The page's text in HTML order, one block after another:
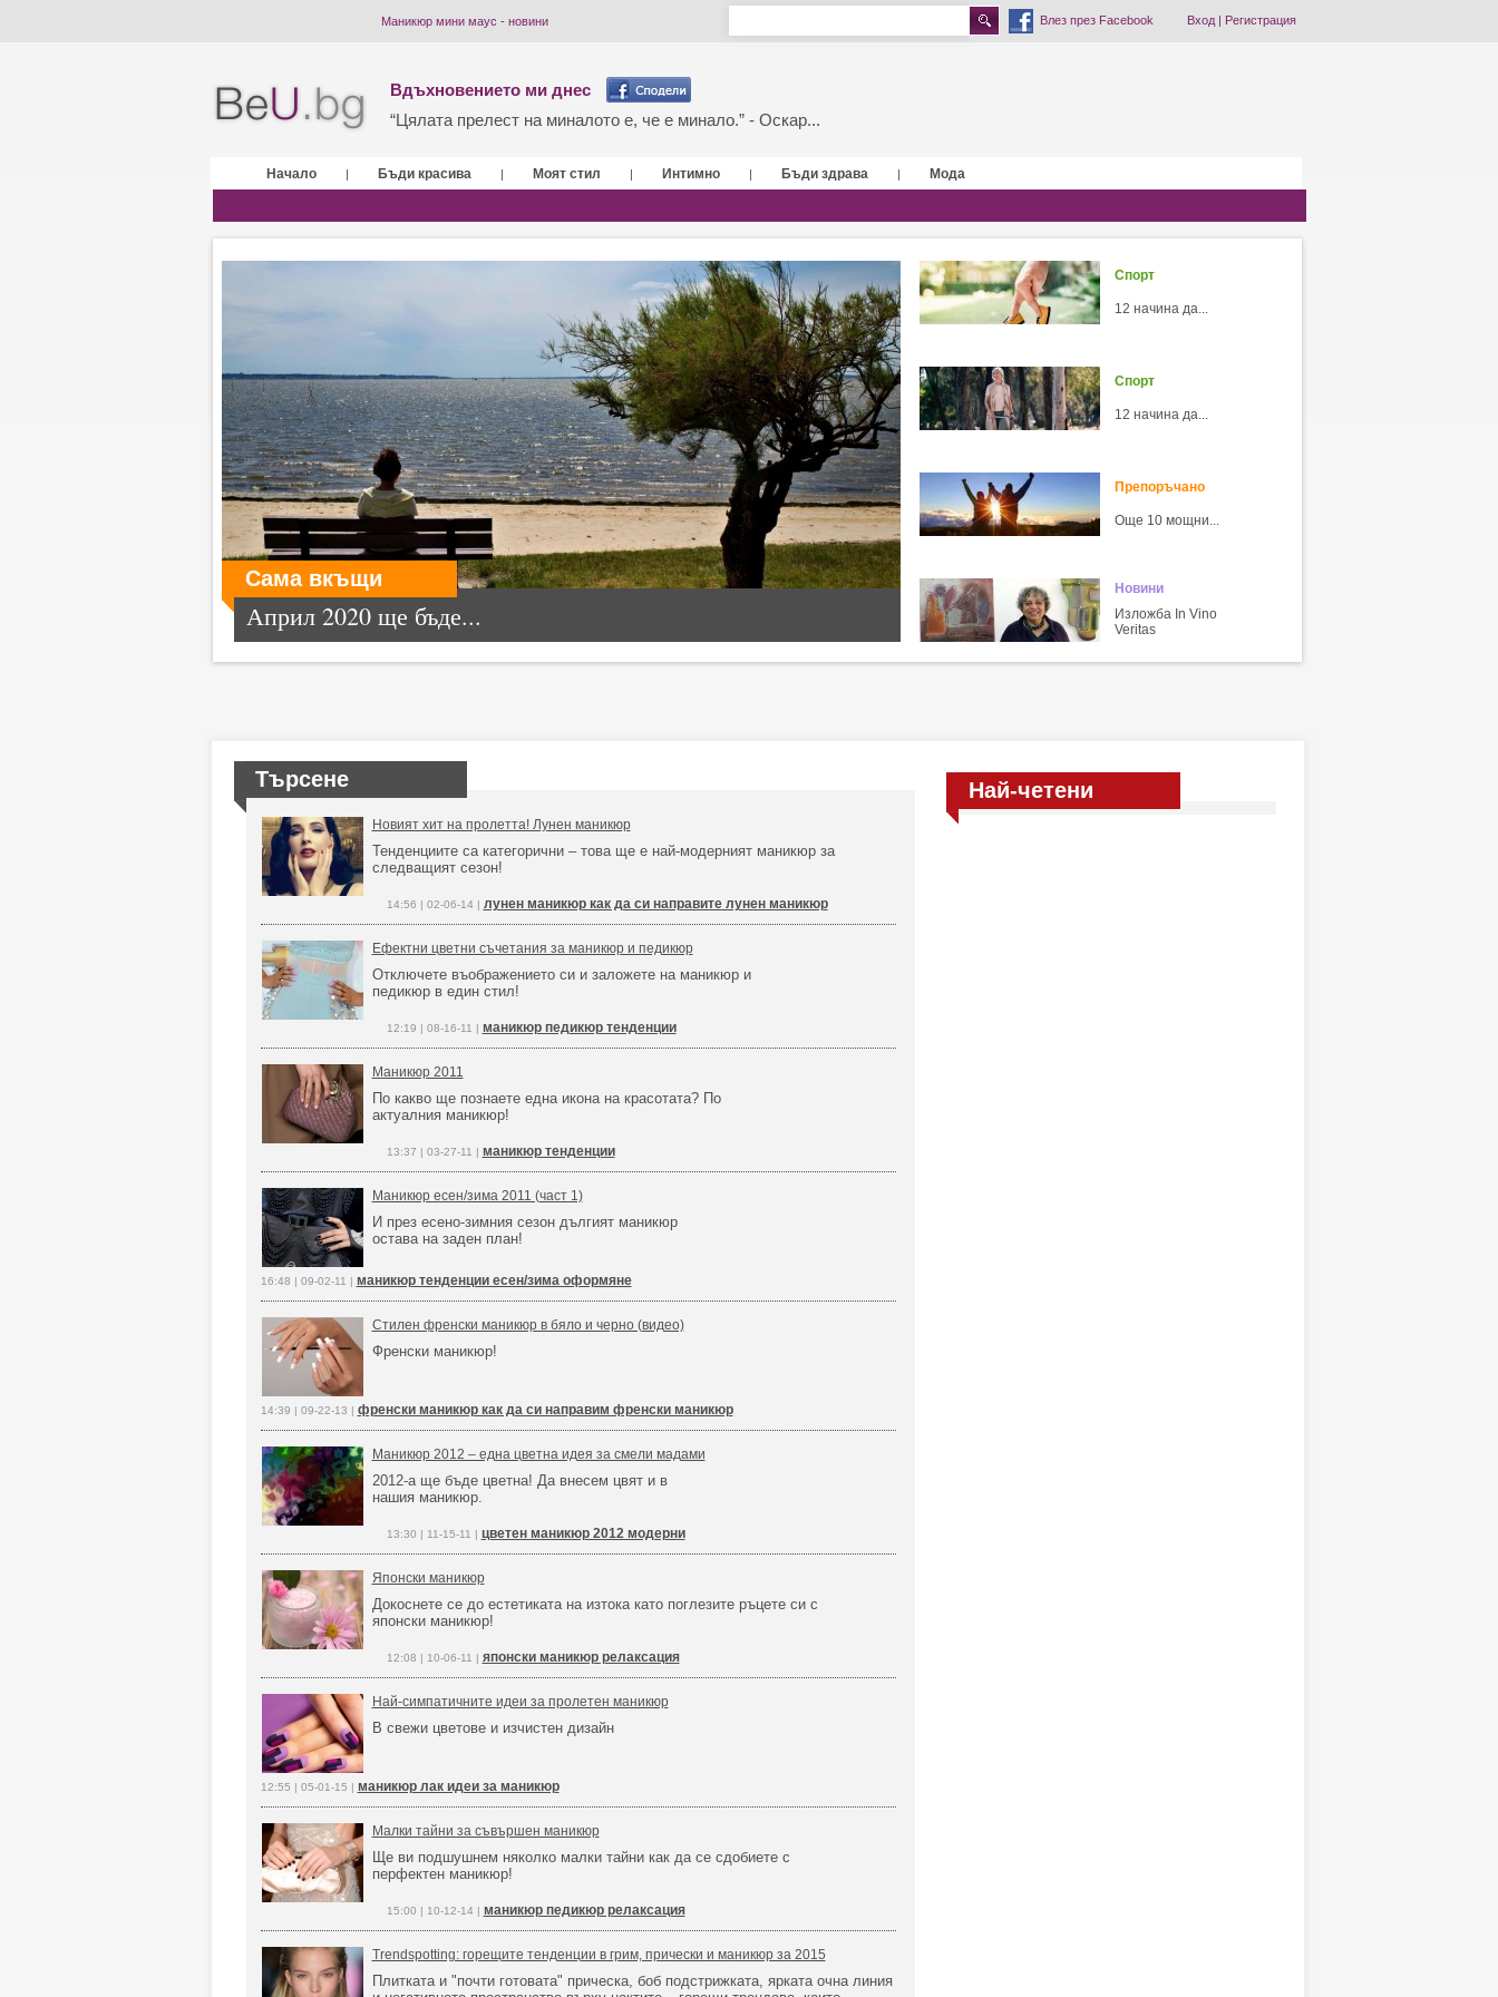
Маникюр мини маус - новини Влез през Facebook Вход| Регистрация
Вдъхновението ми днес
“Цялата прелест на миналото е, че е минало.” - Оскар...
Начало | Бъди красива | Моят стил | Интимно | Бъди здрава | Мода
Сама вкъщи
Април 2020 ще бъде...
Спорт
12 начина да...
Спорт
12 начина да...
Препоръчано
Още 10 мощни...
Новини
Изложба In Vino
Veritas
Търсене
Новият хит на пролетта! Лунен маникюр
Тенденциите са категорични – това ще е най-модерният маникюр за
следващият сезон!
14:56 | 02-06-14 | лунен маникюр как да си направите лунен маникюр
Ефектни цветни съчетания за маникюр и педикюр
Отключете въображението си и заложете на маникюр и
педикюр в един стил!
12:19 | 08-16-11 | маникюр педикюр тенденции
Маникюр 2011
По какво ще познаете една икона на красотата? По
актуалния маникюр!
13:37 | 03-27-11 | маникюр тенденции
Маникюр есен/зима 2011 (част 1)
И през есено-зимния сезон дългият маникюр
остава на заден план!
16:48 | 09-02-11 | маникюр тенденции есен/зима оформяне
Стилен френски маникюр в бяло и черно (видео)
Френски маникюр!
14:39 | 09-22-13 | френски маникюр как да си направим френски маникюр
Маникюр 2012 – една цветна идея за смели мадами
2012-а ще бъде цветна! Да внесем цвят и в
нашия маникюр.
13:30 | 11-15-11 | цветен маникюр 2012 модерни
Японски маникюр
Докоснете се до естетиката на изтока като поглезите ръцете си с
японски маникюр!
12:08 | 10-06-11 | японски маникюр релаксация
Най-симпатичните идеи за пролетен маникюр
В свежи цветове и изчистен дизайн
12:55 | 05-01-15 | маникюр лак идеи за маникюр
Малки тайни за съвършен маникюр
Ще ви подшушнем няколко малки тайни как да се сдобиете с
перфектен маникюр!
15:00 | 10-12-14 | маникюр педикюр релаксация
Trendspotting: горещите тенденции в грим, прически и маникюр за 2015
Плитката и "почти готовата" прическа, боб подстрижката, ярката очна линия
Най-четени